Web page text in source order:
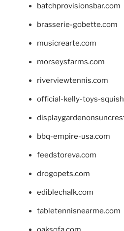
batchprovisionsbar.com
brasserie-gobette.com
musicrearte.com
morseysfarms.com
riverviewtennis.com
official-kelly-toys-
bbq-empire-usa.com
feedstoreva.com
drogopets.com
ediblechalk.com
tabletennisnearme.com